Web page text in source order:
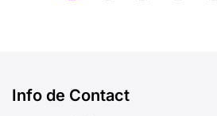
Info de Contact